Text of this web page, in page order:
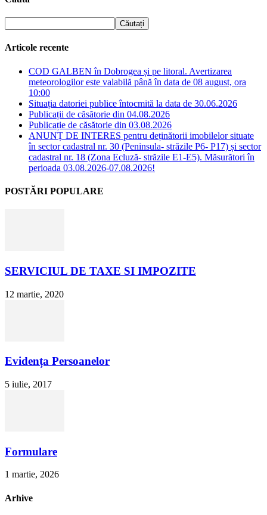
Articole recente
COD GALBEN în Dobrogea și pe litoral. Avertizarea
meteorologilor este valabilă până în data de 08 august, ora
10:00
Situația datoriei publice întocmită la data de 30.06.2026
Publicații de căsătorie din 04.08.2026
Publicație de căsătorie din 03.08.2026
ANUNȚ DE INTERES pentru deținătorii imobilelor situate
în sector cadastral nr. 30 (Peninsula- străzile P6- P17) și sector
cadastral nr. 18 (Zona Ecluză- străzile E1-E5). Măsurători în
perioada 03.08.2026-07.08.2026!
POSTĂRI POPULARE
SERVICIUL DE TAXE SI IMPOZITE
12 martie, 2020
Evidența Persoanelor
5 iulie, 2017
Formulare
1 martie, 2026
Arhive